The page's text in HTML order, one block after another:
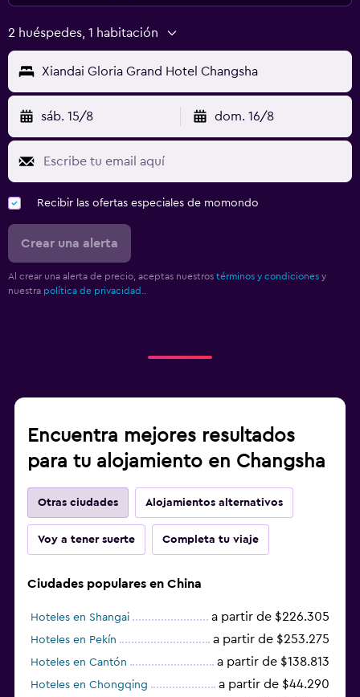
2 huéspedes, 1 habitación
Xiandai Gloria Grand Hotel Changsha
sáb. 15/8 dom. 16/8
Recibir las ofertas especiales de momondo
Crear una alerta
Al crear una alerta de precio, aceptas nuestros términos y condiciones y
nuestra política de privacidad.
Encuentra mejores resultados
para tu alojamiento en Changsha
Otras ciudades Alojamientos alternativos
Voy a tener suerte Completa tu viaje
Ciudades populares en China
Hoteles en Shangai a partir de $226.305
Hoteles en Pekín a partir de $253.275
Hoteles en Cantón a partir de $138.813
Hoteles en Chongqing a partir de $44.290